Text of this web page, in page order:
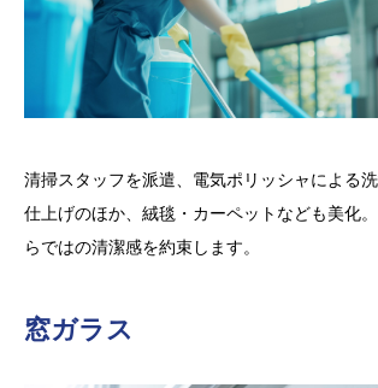
清掃スタッフを派遣、電気ポリッシャによる
仕上げのほか、絨毯・カーペットなども美化
らではの清潔感を約束します。
窓ガラス